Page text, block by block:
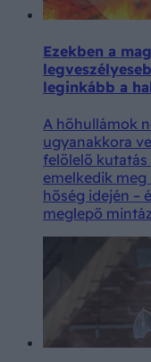
Ezekben a
leginkább a
A hőhullámok
ugyanakkora
felölelő
emelkedik meg
hőség idején –
meglepő